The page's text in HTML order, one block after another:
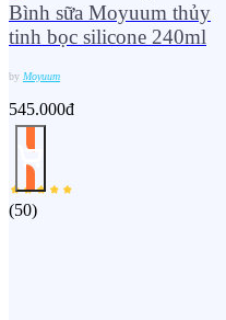
Bình sữa Moyuum thủy
tinh bọc silicone 240ml
by Moyuum
545.000đ
(50)